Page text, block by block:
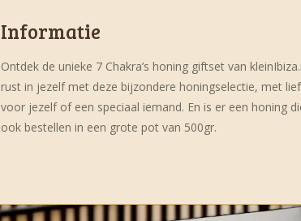
Informatie
Ontdek de unieke 7 Chakra’s honing giftset van
rust in jezelf met deze bijzondere honingselectie, met
voor jezelf of een speciaal iemand. En is er een honing
ook bestellen in een grote pot van 500gr.